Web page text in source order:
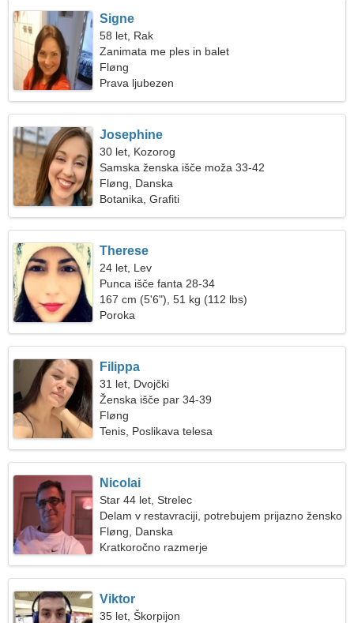
Signe
58 let, Rak
Zanimata me ples in balet
Fløng
Prava ljubezen
Josephine
30 let, Kozorog
Samska ženska išče moža 33-42
Fløng, Danska
Botanika, Grafiti
Therese
24 let, Lev
Punca išče fanta 28-34
167 cm (5'6"), 51 kg (112 lbs)
Poroka
Filippa
31 let, Dvojčki
Ženska išče par 34-39
Fløng
Tenis, Poslikava telesa
Nicolai
Star 44 let, Strelec
Delam v restavraciji, potrebujem prijazno žensko
Fløng, Danska
Kratkoročno razmerje
Viktor
35 let, Škorpijon